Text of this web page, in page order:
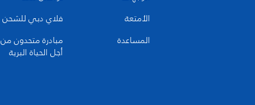
الأمتعة
المساعدة
فلاي دبي للشحن
مبادرة متحدون من
أجل الحياة البرية